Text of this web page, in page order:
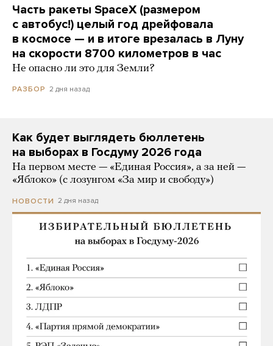
Часть ракеты SpaceX (размером
с автобус!) целый год дрейфовала
в космосе — и в итоге врезалась в Луну
на скорости 8700 километров в час
Не опасно ли это для Земли?
РАЗБОР 2 дня назад
Как будет выглядеть бюллетень
на выборах в Госдуму 2026 года
На первом месте — «Единая Россия», а за ней —
«Яблоко» (с лозунгом «За мир и свободу»)
НОВОСТИ 2 дня назад